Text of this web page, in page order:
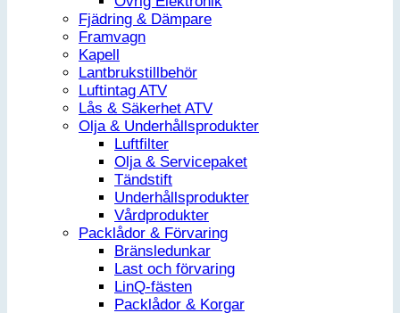
Fjädring & Dämpare
Framvagn
Kapell
Lantbrukstillbehör
Luftintag ATV
Lås & Säkerhet ATV
Olja & Underhållsprodukter
Luftfilter
Olja & Servicepaket
Tändstift
Underhållsprodukter
Vårdprodukter
Packlådor & Förvaring
Bränsledunkar
Last och förvaring
LinQ-fästen
Packlådor & Korgar